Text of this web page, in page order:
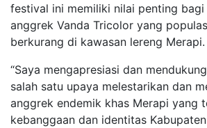
festival ini memiliki nilai penting bagi
anggrek Vanda Tricolor yang
berkurang di kawasan lereng Merapi.
“Saya mengapresiasi dan
salah satu upaya melestarikan dan
anggrek endemik khas Merapi yang
kebanggaan dan identitas Kabupaten